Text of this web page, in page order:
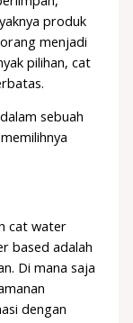
produk
menjadi
pilihan, cat
sebuah
cat water
based adalah
Di mana saja
dengan